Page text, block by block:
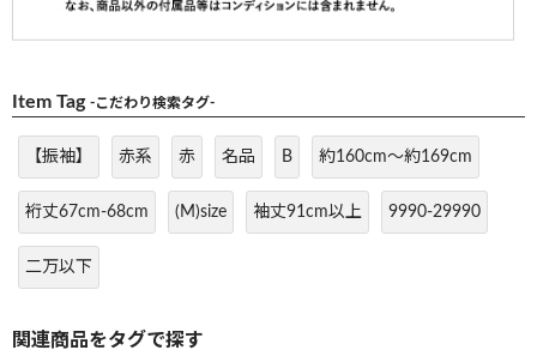
Item Tag -こだわり検索タグ-
【振袖】 赤系 赤 名品 B 約160cm～約169cm
裄丈67cm-68cm (M)size 袖丈91cm以上 9990-29990
二万以下